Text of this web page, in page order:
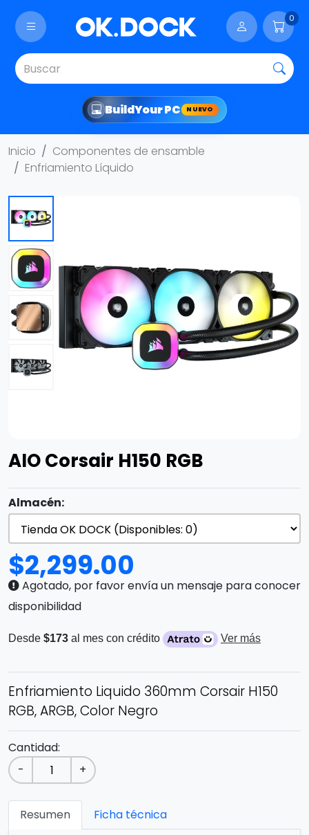
0
BuildYour PC NUEVO
Inicio
Componentes de ensamble
Enfriamiento Líquido
AIO Corsair H150 RGB
Almacén:
$2,299.00
Agotado, por favor envía un mensaje para conocer
disponibilidad
Desde $173 al mes con crédito Ver más
Enfriamiento Liquido 360mm Corsair H150
RGB, ARGB, Color Negro
Cantidad:
-
+
Resumen Ficha técnica